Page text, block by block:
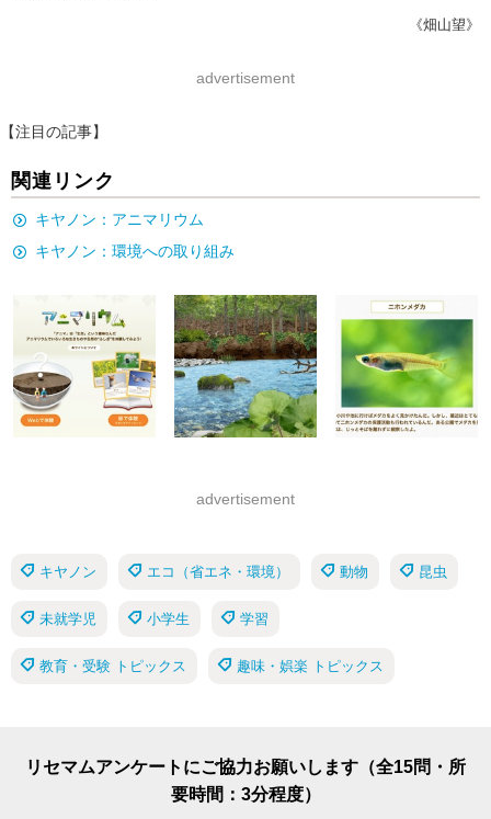
《畑山望》
advertisement
【注目の記事】
関連リンク
キヤノン：アニマリウム
キヤノン：環境への取り組み
advertisement
キヤノン エコ（省エネ・環境） 動物 昆虫
未就学児 小学生 学習
教育・受験 トピックス 趣味・娯楽 トピックス
リセマムアンケートにご協力お願いします（全15問・所
要時間：3分程度）